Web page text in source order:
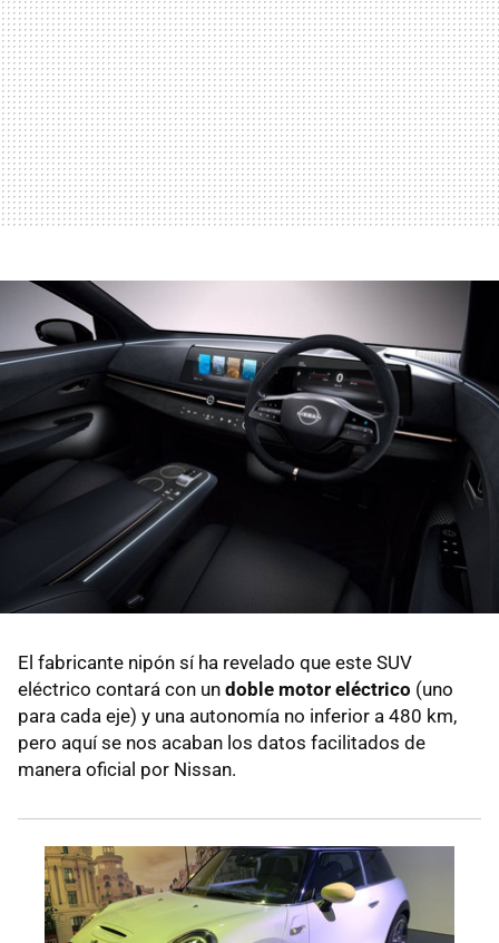
El fabricante nipón sí ha revelado que este SUV
eléctrico contará con un doble motor eléctrico (uno
para cada eje) y una autonomía no inferior a 480 km,
pero aquí se nos acaban los datos facilitados de
manera oficial por Nissan.